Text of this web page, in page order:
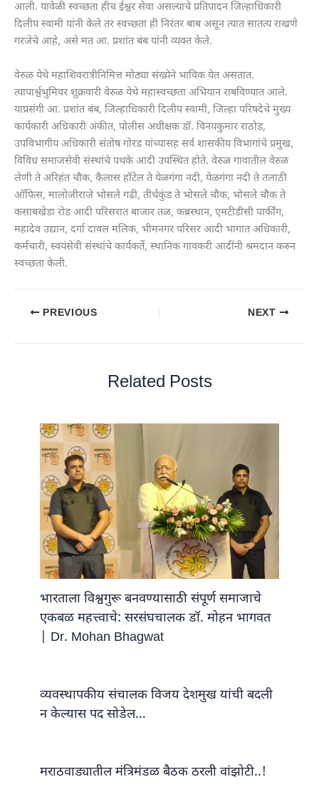
आली. यावेळी स्वच्छता हीच ईश्वर सेवा असल्याचे प्रतिपादन जिल्हाधिकारी
दिलीप स्वामी यांनी केले तर स्वच्छता ही निरंतर बाब असून त्यात सातत्य राखणे
गरजेचे आहे, असे मत आ. प्रशांत बंब यांनी व्यक्त केले.
वेरुळ येथे महाशिवरात्रीनिमित्त मोठ्या संख्येने भाविक येत असतात.
त्यापार्श्वभुमिवर शुक्रवारी वेरुळ येथे महास्वच्छता अभियान राबविण्यात आले.
याप्रसंगी आ. प्रशांत बंब, जिल्हाधिकारी दिलीप स्वामी, जिल्हा परिषदेचे मुख्य
कार्यकारी अधिकारी अंकीत, पोलीस अधीक्षक डॉ. विनयकुमार राठोड,
उपविभागीय अधिकारी संतोष गोरड यांच्यासह सर्व शासकीय विभागांचे प्रमुख,
विविध समाजसेवी संस्थांचे पथके आदी उपस्थित होते. वेरुळ गावातील वेरुळ
लेणी ते अरिहंत चौक, कैलास हॉटेल ते येळगंगा नदी, येळगंगा नदी ते तलाठी
ऑफिस, मालोजीराजे भोसले गढी, तीर्थकुंड ते भोसले चौक, भोसले चौक ते
कसाबखेडा रोड आदी परिसरात बाजार तळ, कब्रस्थान, एमटीडीसी पार्कींग,
महादेव उद्यान, दर्गा दावल मलिक, भीमनगर परिसर आदी भागात अधिकारी,
कर्मचारी, स्वयंसेवी संस्थांचे कार्यकर्ते, स्थानिक गावकरी आदींनी श्रमदान करुन
स्वच्छता केली.
PREVIOUS NEXT
Related Posts
भारताला विश्वगुरू बनवण्यासाठी संपूर्ण समाजाचे
एकबळ महत्त्वाचे: सरसंघचालक डॉ. मोहन भागवत
| Dr. Mohan Bhagwat
व्यवस्थापकीय संचालक विजय देशमुख यांची बदली
न केल्यास पद सोडेल…
मराठवाड्यातील मंत्रिमंडळ बैठक ठरली वांझोटी..!